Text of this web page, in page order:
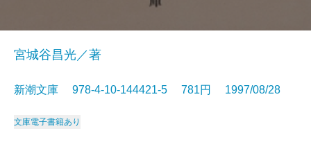
宮城谷昌光／著
新潮文庫 978-4-10-144421-5 781円 1997/08/28
文庫電子書籍あり